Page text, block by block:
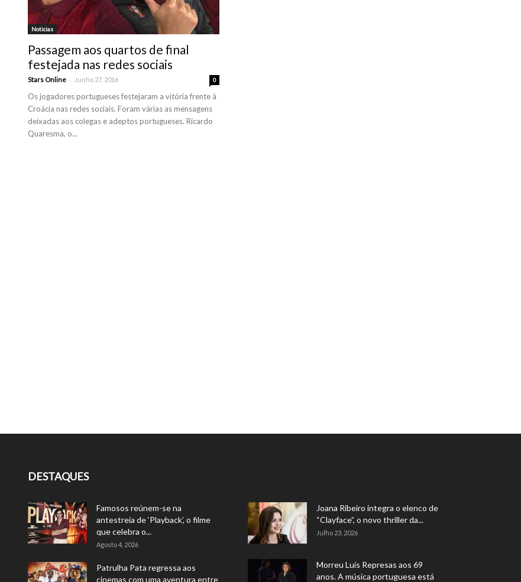
Noticias
Passagem aos quartos de final
festejada nas redes sociais
Stars Online - Junho 27, 2016 0
Os jogadores portugueses festejaram a vitória frente à
Croácia nas redes sociais. Foram várias as mensagens
deixadas aos colegas e adeptos portugueses. Ricardo
Quaresma, o...
DESTAQUES
Famosos reúnem-se na
antestreia de ‘Playback’, o filme
que celebra o...
Agosto 4, 2026
Patrulha Pata regressa aos
cinemas com uma aventura entre
Joana Ribeiro integra o elenco de
“Clayface”, o novo thriller da...
Julho 23, 2026
Morreu Luís Represas aos 69
anos. A música portuguesa está